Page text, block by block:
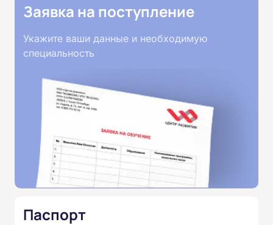
Заявка на поступление
Укажите ваши данные и необходимую
специальность
Паспорт